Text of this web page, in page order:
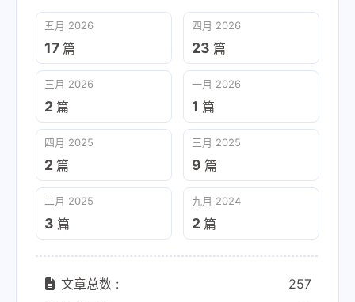
五月 2026
17 篇
四月 2026
23 篇
三月 2026
2 篇
一月 2026
1 篇
四月 2025
2 篇
三月 2025
9 篇
二月 2025
3 篇
九月 2024
2 篇
文章总数 :
257